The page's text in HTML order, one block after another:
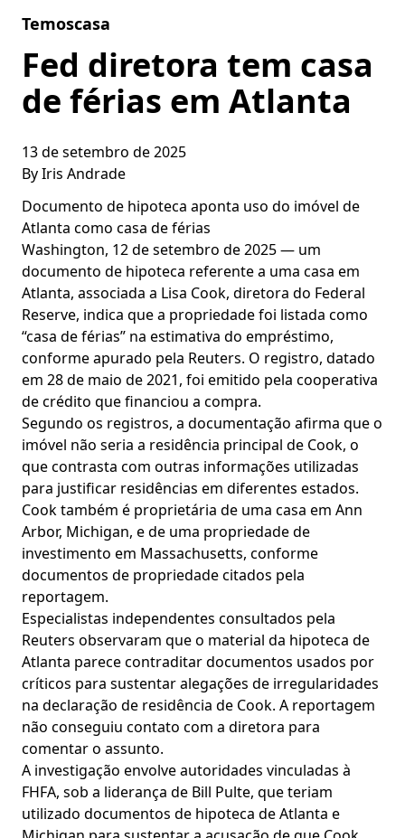
Temoscasa
Fed diretora tem casa
de férias em Atlanta
13 de setembro de 2025
ByIris Andrade
Documento de hipoteca aponta uso do imóvel de
Atlanta como casa de férias
Washington, 12 de setembro de 2025 — um
documento de hipoteca referente a uma casa em
Atlanta, associada a Lisa Cook, diretora do Federal
Reserve, indica que a propriedade foi listada como
“casa de férias” na estimativa do empréstimo,
conforme apurado pela Reuters. O registro, datado
em 28 de maio de 2021, foi emitido pela cooperativa
de crédito que financiou a compra.
Segundo os registros, a documentação afirma que o
imóvel não seria a residência principal de Cook, o
que contrasta com outras informações utilizadas
para justificar residências em diferentes estados.
Cook também é proprietária de uma casa em Ann
Arbor, Michigan, e de uma propriedade de
investimento em Massachusetts, conforme
documentos de propriedade citados pela
reportagem.
Especialistas independentes consultados pela
Reuters observaram que o material da hipoteca de
Atlanta parece contraditar documentos usados por
críticos para sustentar alegações de irregularidades
na declaração de residência de Cook. A reportagem
não conseguiu contato com a diretora para
comentar o assunto.
A investigação envolve autoridades vinculadas à
FHFA, sob a liderança de Bill Pulte, que teriam
utilizado documentos de hipoteca de Atlanta e